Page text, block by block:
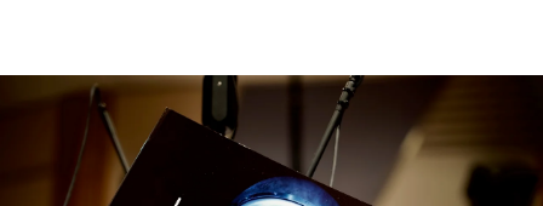
お知らせ
イベント・グッズ
YouTube
会社情報